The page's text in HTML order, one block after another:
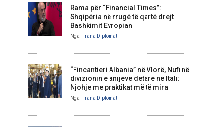
Rama për “Financial Times”:
Shqipëria në rrugë të qartë drejt
Bashkimit Evropian
NgaTirana Diplomat
“Fincantieri Albania” në Vlorë, Nufi në
divizionin e anijeve detare në Itali:
Njohje me praktikat më të mira
NgaTirana Diplomat